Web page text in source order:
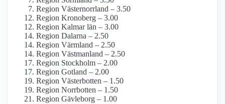
Region Västernorrland – 3.50
Region Kronoberg – 3.00
Region Kalmar län – 3.00
Region Dalarna – 2.50
Region Värmland – 2.50
Region Västmanland – 2.50
Region Stockholm – 2.00
Region Gotland – 2.00
Region Västerbotten – 1.50
Region Norrbotten – 1.50
Region Gävleborg – 1.00